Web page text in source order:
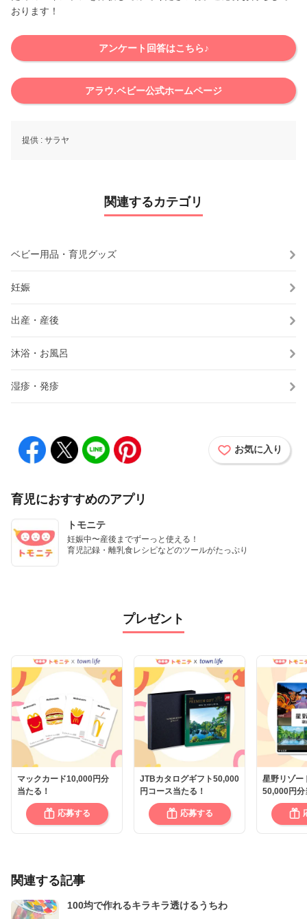
おります！
アンケート回答はこちら♪
アラウ.ベビー公式ホームページ
提供 : サラヤ
関連するカテゴリ
ベビー用品・育児グッズ
妊娠
出産・産後
沐浴・お風呂
湿疹・発疹
お気に入り
育児におすすめのアプリ
トモニテ
妊娠中〜産後までずーっと使える！
育児記録・離乳食レシピなどのツールがたっぷり
プレゼント
マックカード10,000円分
当たる！
応募する
JTBカタログギフト50,000
円コース当たる！
応募する
星野リゾー
50,000円分
関連する記事
100均で作れるキラキラ透けるうちわ